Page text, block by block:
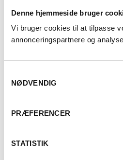
Denne hjemmeside bruger
Vi bruger cookies til at tilpasse
annonceringspartnere og
NØDVENDIG
PRÆFERENCER
STATISTIK